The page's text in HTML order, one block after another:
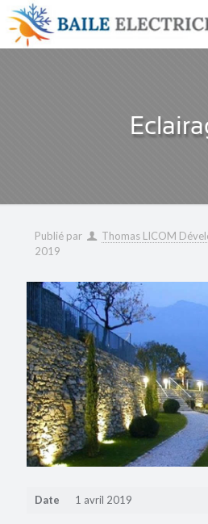
Publié par Thomas LICOM
2019
Date 1 avril 2019